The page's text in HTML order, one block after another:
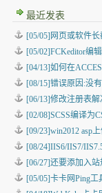
最近发表
[05/05] 网页或软件
[05/02]FCKeditor编
[04/13]如何在
[08/15]错误原因:没
[06/13]修改注册表解
[02/08]SCSS编译为
[09/23]win2012 asp
[08/24]IIS6/IIS7/
[06/27]还要添加入站
[05/05]卡卡网Ping工